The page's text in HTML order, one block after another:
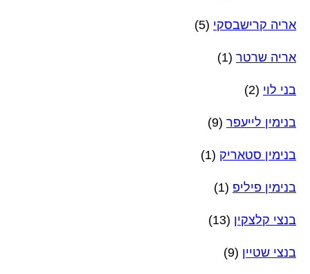
אריה קרישבסקי (5)
אריה שרטר (1)
בני לוי (2)
בנימין לייעפר (9)
בנימין סטאריק (1)
בנימין פיליפ (1)
בנצי קלצקין (13)
בנצי שטיין (9)